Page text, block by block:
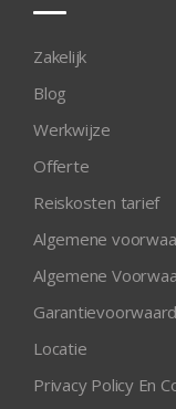
Zakelijk
Blog
Werkwijze
Offerte
Reiskosten tarief
Algemene
Algemene
Locatie
Privacy Policy En